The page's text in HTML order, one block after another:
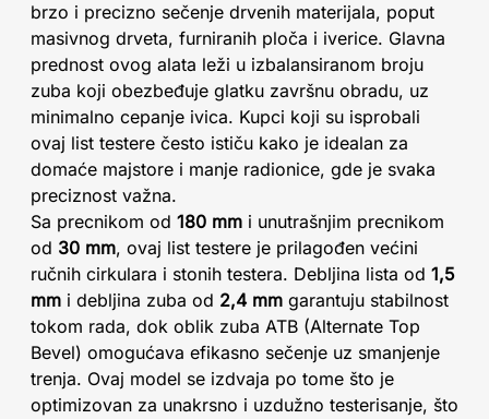
brzo i precizno sečenje drvenih materijala, poput
masivnog drveta, furniranih ploča i iverice. Glavna
prednost ovog alata leži u izbalansiranom broju
zuba koji obezbeđuje glatku završnu obradu, uz
minimalno cepanje ivica. Kupci koji su isprobali
ovaj list testere često ističu kako je idealan za
domaće majstore i manje radionice, gde je svaka
preciznost važna.
Sa precnikom od 180 mm i unutrašnjim precnikom
od 30 mm, ovaj list testere je prilagođen većini
ručnih cirkulara i stonih testera. Debljina lista od 1,5
mm i debljina zuba od 2,4 mm garantuju stabilnost
tokom rada, dok oblik zuba ATB (Alternate Top
Bevel) omogućava efikasno sečenje uz smanjenje
trenja. Ovaj model se izdvaja po tome što je
optimizovan za unakrsno i uzdužno testerisanje, što